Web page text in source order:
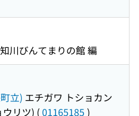
川びんてまりの館 編
立) エチガワ トショカン
リツ) (01165185 )